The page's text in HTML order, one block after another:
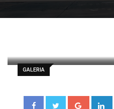
GALERIA
paul
10 marzo, 2012
Google+